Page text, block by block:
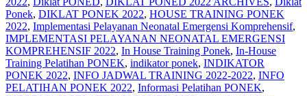
Ponek, DIKLAT PONEK 2022, HOUSE TRAINING PONEK
2022, Implementasi Pelayanan Neonatal Emergensi Komprehensif,
IMPLEMENTASI PELAYANAN NEONATAL EMERGENSI
KOMPREHENSIF 2022, In House Training Ponek, In-House
Training Pelatihan PONEK, indikator ponek, INDIKATOR
PONEK 2022, INFO JADWAL TRAINING 2022-2022, INFO
PELATIHAN PONEK 2022, Informasi Pelatihan PONEK,